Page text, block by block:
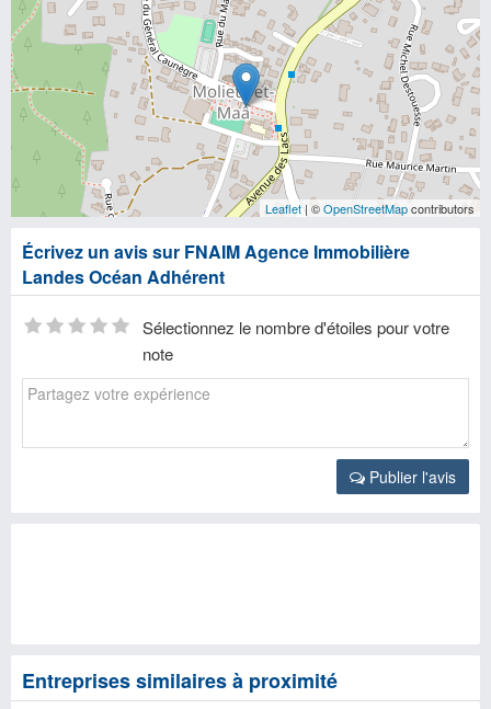
Leaflet| ©OpenStreetMapcontributors
Écrivez un avis sur FNAIM Agence Immobilière
Landes Océan Adhérent
Sélectionnez le nombre d'étoiles pour votre
note
Publier l'avis
Entreprises similaires à proximité